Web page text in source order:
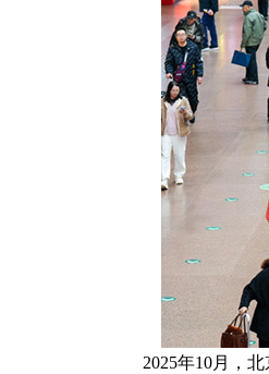
2025年10月，